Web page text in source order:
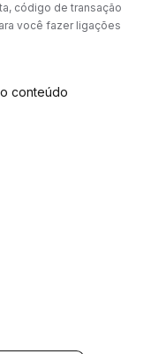
código de transação
você fazer ligações
conteúdo